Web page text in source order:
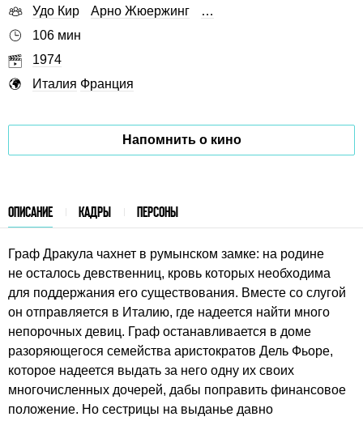
Удо Кир
Арно Жюержинг
…
106 мин
1974
Италия Франция
Напомнить о кино
ОПИСАНИЕ КАДРЫ ПЕРСОНЫ
Граф Дракула чахнет в румынском замке: на родине
не осталось девственниц, кровь которых необходима
для поддержания его существования. Вместе со слугой
он отправляется в Италию, где надеется найти много
непорочных девиц. Граф останавливается в доме
разоряющегося семейства аристократов Дель Фьоре,
которое надеется выдать за него одну их своих
многочисленных дочерей, дабы поправить финансовое
положение. Но сестрицы на выданье давно